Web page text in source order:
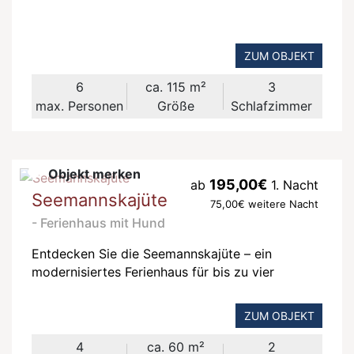
eingerichtet. In den Möbeln und Accessoires
spiegelt sich der maritime Charme des
Ostseebades wider.
ZUM OBJEKT
6
max. Personen
ca. 115 m²
Größe
3
Schlafzimmer
ab 195,00€ 1. Nacht
75,00€ weitere Nacht
Objekt merken
Seemannskajüte
- Ferienhaus mit Hund
Entdecken Sie die Seemannskajüte – ein
modernisiertes Ferienhaus für bis zu vier
moderne Badezimmer und die vollausgestattete
Küche. Das gemütliche Wohnzimmer lädt nach
Aktivitäten am Strand oder Fahrradtouren zum
ZUM OBJEKT
4
ca. 60 m²
2